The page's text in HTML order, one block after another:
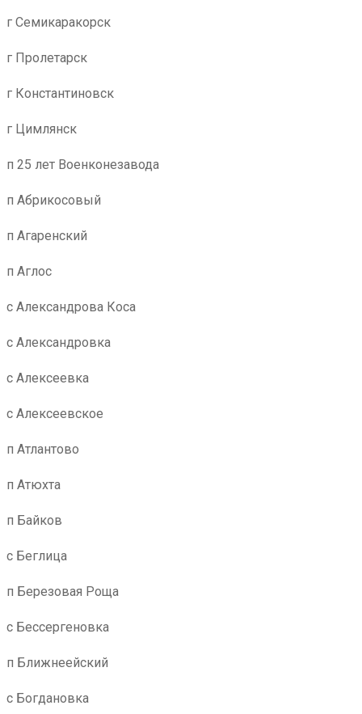
г Семикаракорск
г Пролетарск
г Константиновск
г Цимлянск
п 25 лет Военконезавода
п Абрикосовый
п Агаренский
п Аглос
с Александрова Коса
с Александровка
с Алексеевка
с Алексеевское
п Атлантово
п Атюхта
п Байков
с Беглица
п Березовая Роща
с Бессергеновка
п Ближнеейский
с Богдановка